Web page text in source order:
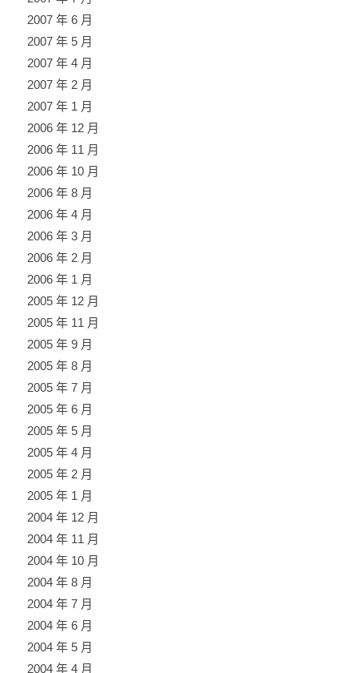
2007 年 6 月
2007 年 5 月
2007 年 4 月
2007 年 2 月
2007 年 1 月
2006 年 12 月
2006 年 11 月
2006 年 10 月
2006 年 8 月
2006 年 4 月
2006 年 3 月
2006 年 2 月
2006 年 1 月
2005 年 12 月
2005 年 11 月
2005 年 9 月
2005 年 8 月
2005 年 7 月
2005 年 6 月
2005 年 5 月
2005 年 4 月
2005 年 2 月
2005 年 1 月
2004 年 12 月
2004 年 11 月
2004 年 10 月
2004 年 8 月
2004 年 7 月
2004 年 6 月
2004 年 5 月
2004 年 4 月